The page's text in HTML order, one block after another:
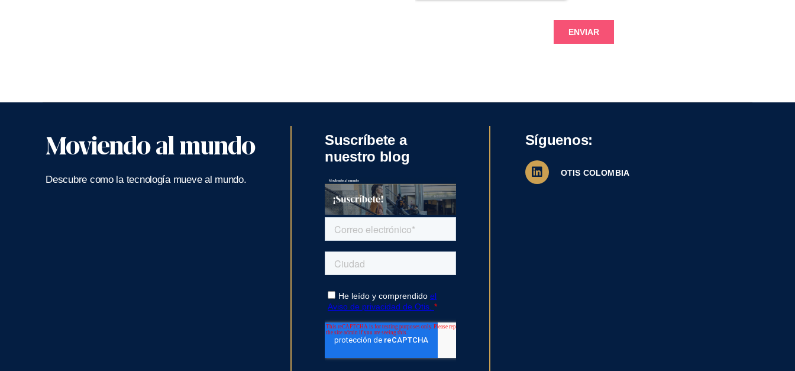
Moviendo al mundo
Descubre como la tecnología mueve al mundo.
Suscríbete a
nuestro blog
Síguenos:
OTIS COLOMBIA